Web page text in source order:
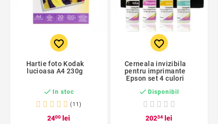
favorite_border
Hartie foto Kodak
lucioasa A4 230g
 In stoc
(11)
2400 lei
favorite_border
Cerneala invizibila
pentru imprimante
Epson set 4 culori
 Disponibil
20234 lei